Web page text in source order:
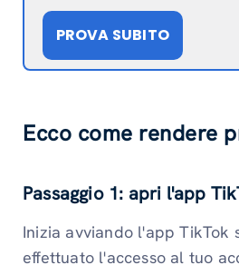
PROVA SUBITO
Ecco come rendere
Passaggio 1: apri l'app
Inizia avviando l'app TikTok
effettuato l'accesso al tuo